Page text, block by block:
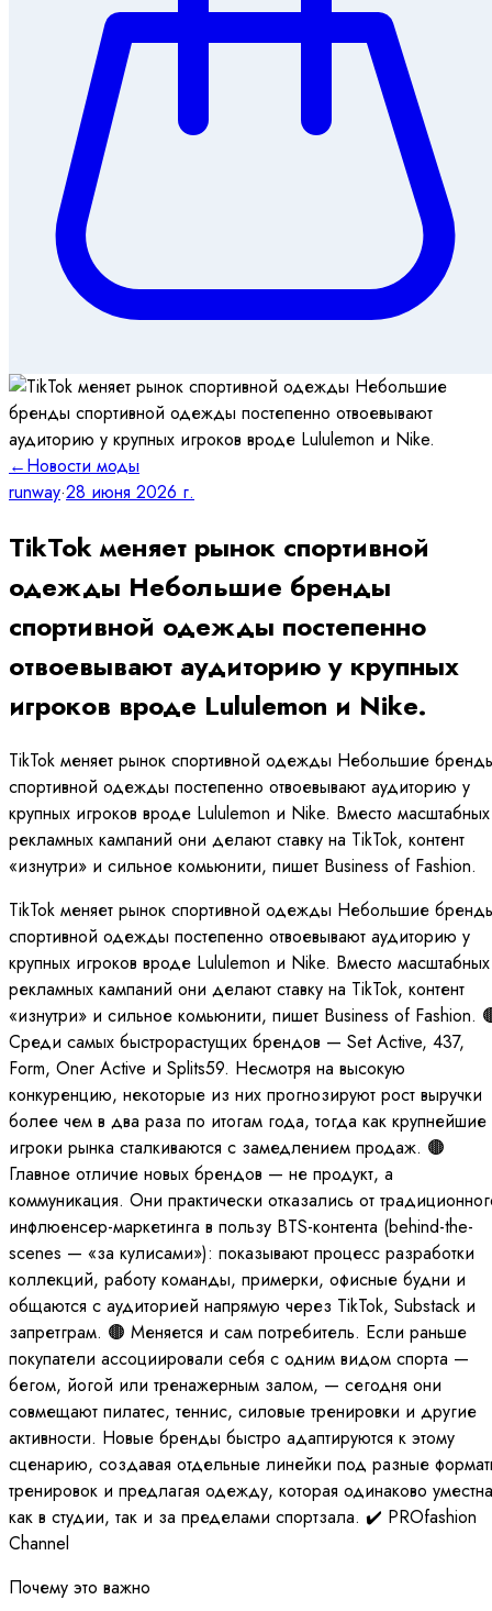
←Новости моды
runway·28 июня 2026 г.
TikTok меняет рынок спортивной
одежды Небольшие бренды
спортивной одежды постепенно
отвоевывают аудиторию у крупных
игроков вроде Lululemon и Nike.
TikTok меняет рынок спортивной одежды Небольшие
спортивной одежды постепенно отвоевывают аудиторию у
крупных игроков вроде Lululemon и Nike. Вместо масштабных
рекламных кампаний они делают ставку на TikTok, контент
«изнутри» и сильное комьюнити, пишет Business of Fashion.
TikTok меняет рынок спортивной одежды Небольшие
спортивной одежды постепенно отвоевывают аудиторию у
крупных игроков вроде Lululemon и Nike. Вместо масштабных
рекламных кампаний они делают ставку на TikTok, контент
«изнутри» и сильное комьюнити, пишет Business of Fashion.
Среди самых быстрорастущих брендов — Set Active, 437,
Form, Oner Active и Splits59. Несмотря на высокую
конкуренцию, некоторые из них прогнозируют рост выручки
более чем в два раза по итогам года, тогда как крупнейшие
игроки рынка сталкиваются с замедлением продаж. 🟤
Главное отличие новых брендов — не продукт, а
коммуникация. Они практически отказались от
инфлюенсер-маркетинга в пользу BTS-контента (behind-the-
scenes — «за кулисами»): показывают процесс разработки
коллекций, работу команды, примерки, офисные будни и
общаются с аудиторией напрямую через TikTok, Substack и
запретграм. 🟤 Меняется и сам потребитель. Если раньше
покупатели ассоциировали себя с одним видом спорта —
бегом, йогой или тренажерным залом, — сегодня они
совмещают пилатес, теннис, силовые тренировки и другие
активности. Новые бренды быстро адаптируются к этому
сценарию, создавая отдельные линейки под разные
тренировок и предлагая одежду, которая одинаково уместна
как в студии, так и за пределами спортзала. ✔️ PROfashion
Channel
Почему это важно